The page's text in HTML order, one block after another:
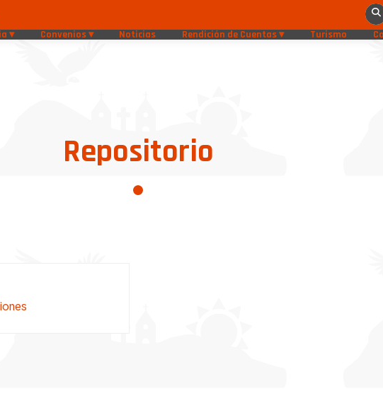
Convenios Noticias Rendición de Cuentas Turismo
Repositorio